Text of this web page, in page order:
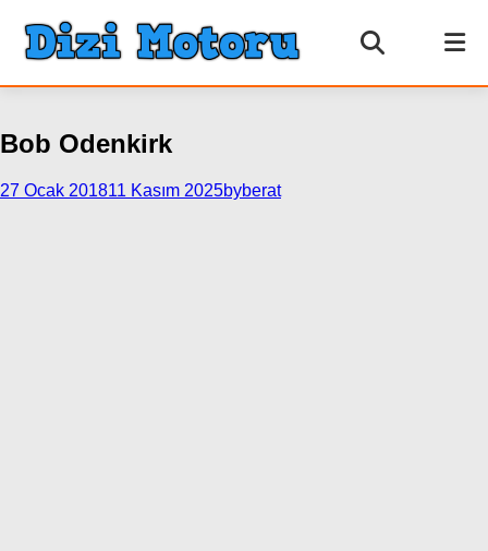
Bob Odenkirk
27 Ocak 201811 Kasım 2025byberat